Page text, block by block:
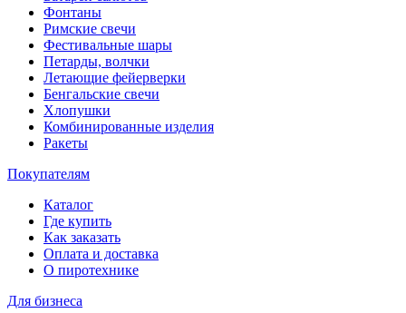
Фонтаны
Римские свечи
Фестивальные шары
Петарды, волчки
Летающие фейерверки
Бенгальские свечи
Хлопушки
Комбинированные изделия
Ракеты
Покупателям
Каталог
Где купить
Как заказать
Оплата и доставка
О пиротехнике
Для бизнеса